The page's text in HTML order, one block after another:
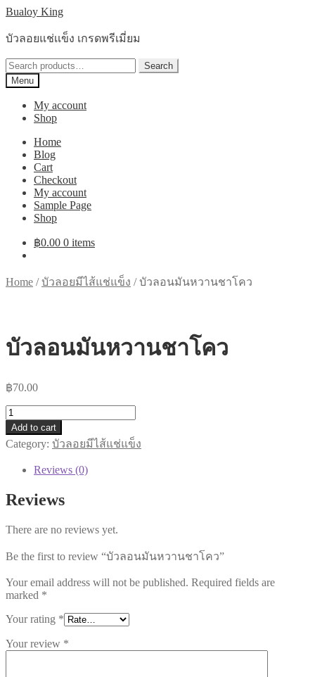
Skip
navigation
Skip
content
Bualoy King
บัวลอยแช่เเข็ง เกรดพรีเมี่ยม
Search
for:
Search
Menu
My account
Shop
Home
Blog
Cart
Checkout
My account
Sample Page
Shop
฿0.00 0 items
Home /บัวลอยมีไส้แช่แข็ง /บัวลอนมันหวานชาโคว
บัวลอนมันหวานชาโคว
฿70.00
บัว
ลอน
มัน
หวาน
โคว
Add to cart
Category: บัวลอยมีไส้แช่แข็ง
Reviews (0)
Reviews
There are no reviews yet.
Be the first to review “บัวลอนมันหวานชาโคว”
Your email address will not be published. Required fields are
marked *
Your rating *
Your review *